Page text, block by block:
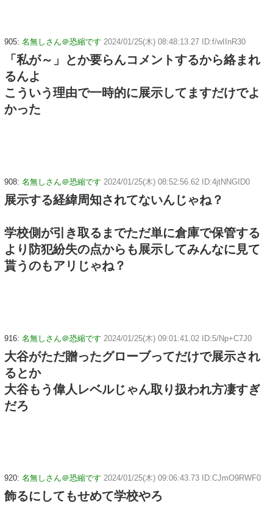
905: 名無しさん＠恐縮です 2024/01/25(木) 08:48:13.27 ID:f/wIInR30
「私が～」とか要らんコメントするから絡まれ
るんよ
こういう理由で一時的に展示してますだけでよ
かった
908: 名無しさん＠恐縮です 2024/01/25(木) 08:52:56.62 ID:4jtNNGID0
展示する経緯周知されてないんじゃね？
学校側が引き取るまでただ単に倉庫で保管する
より防犯紛失の点からも展示してみんなに見て
貰うのもアリじゃね？
916: 名無しさん＠恐縮です 2024/01/25(木) 09:01:41.02 ID:5/Np+C7J0
大谷がただ贈ったグローブってだけで展示され
るとか
大谷もう偉人レベルじゃん取り扱われ方凄すぎ
だろ
920: 名無しさん＠恐縮です 2024/01/25(木) 09:06:43.73 ID:CJmO9RWF0
飾るにしてもせめて学校やろ